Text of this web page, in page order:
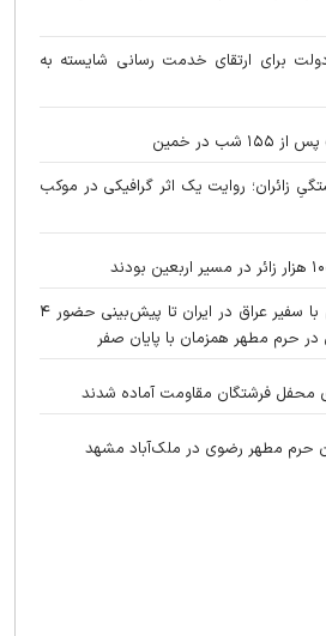
برای ارتقای خدمت رسانی شایسته به
در خمین
زائران؛ روایت یک اثر گرافیکی در موکب
از دیدار تولیت آستان قدس با سفیر عراق در ایران تا پیش‌بینی حضور ۴
حرم مطهر همزمان با پایان صفر
حرم مطهر رضوی در ملک‌آباد مشهد